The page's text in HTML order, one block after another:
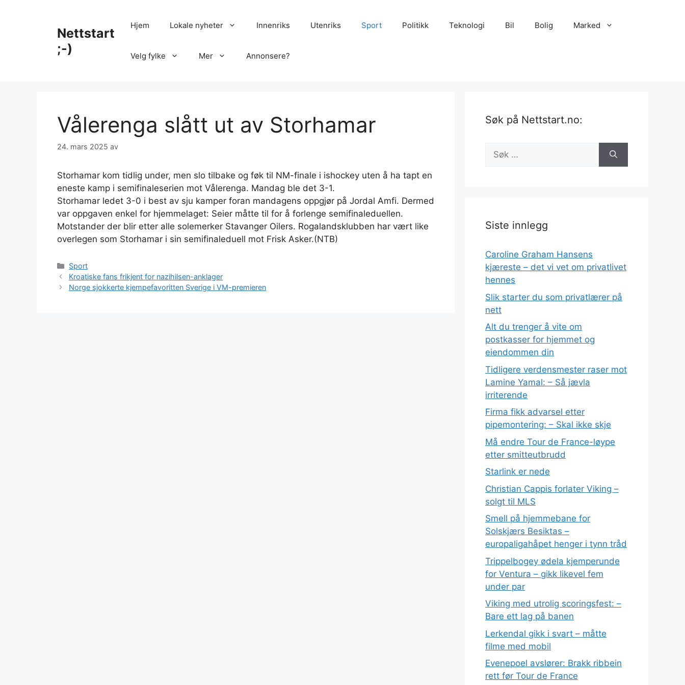
Nettstart
;-)
Hjem Lokale nyheter Innenriks Utenriks Sport Politikk Teknologi Bil Bolig Marked
Velg fylke Mer Annonsere?
Vålerenga slått ut av Storhamar
24. mars 2025 av
Storhamar kom tidlig under, men slo tilbake og føk til NM-finale i ishockey uten å ha tapt en
eneste kamp i semifinaleserien mot Vålerenga. Mandag ble det 3-1.
Storhamar ledet 3-0 i best av sju kamper foran mandagens oppgjør på Jordal Amfi. Dermed
var oppgaven enkel for hjemmelaget: Seier måtte til for å forlenge semifinaleduellen.
Motstander der blir etter alle solemerker Stavanger Oilers. Rogalandsklubben har vært like
overlegen som Storhamar i sin semifinaleduell mot Frisk Asker.(NTB)
Kategorier
Sport
Kroatiske fans frikjent for nazihilsen-anklager
Norge sjokkerte kjempefavoritten Sverige i VM-premieren
Søk på Nettstart.no:
Søk
etter:
Siste innlegg
Caroline Graham Hansens
kjæreste – det vi vet om privatlivet
hennes
Slik starter du som privatlærer på
nett
Alt du trenger å vite om
postkasser for hjemmet og
eiendommen din
Tidligere verdensmester raser mot
Lamine Yamal: – Så jævla
irriterende
Firma fikk advarsel etter
pipemontering: – Skal ikke skje
Må endre Tour de France-løype
etter smitteutbrudd
Starlink er nede
Christian Cappis forlater Viking –
solgt til MLS
Smell på hjemmebane for
Solskjærs Besiktas –
europaligahåpet henger i tynn tråd
Trippelbogey ødela kjemperunde
for Ventura – gikk likevel fem
under par
Viking med utrolig scoringsfest: –
Bare ett lag på banen
Lerkendal gikk i svart – måtte
filme med mobil
Evenepoel avslører: Brakk ribbein
rett før Tour de France